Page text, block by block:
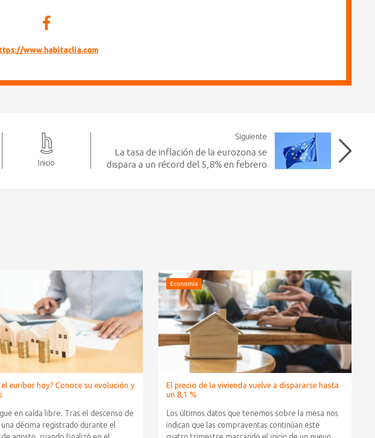
www.habitaclia.com
Inicio
Siguiente
La tasa de inflación de la eurozona se
dispara a un récord del 5,8% en febrero
el euríbor hoy? Conoce su evolución y
en caída libre. Tras el descenso de
una décima registrado durante el
Economía
El precio de la vivienda vuelve a dispararse hasta
un 8,1 %
Los últimos datos que tenemos sobre la mesa nos
indican que las compraventas continúan este